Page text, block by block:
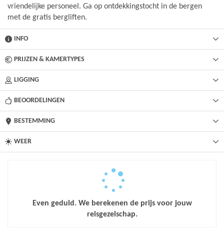
vriendelijke personeel. Ga op ontdekkingstocht in de bergen
met de gratis bergliften.
INFO
PRIJZEN & KAMERTYPES
LIGGING
BEOORDELINGEN
BESTEMMING
WEER
Even geduld. We berekenen de prijs voor jouw
reisgezelschap.